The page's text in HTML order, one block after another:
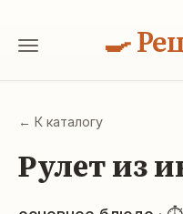
🍳
← К каталогу
Рулет из